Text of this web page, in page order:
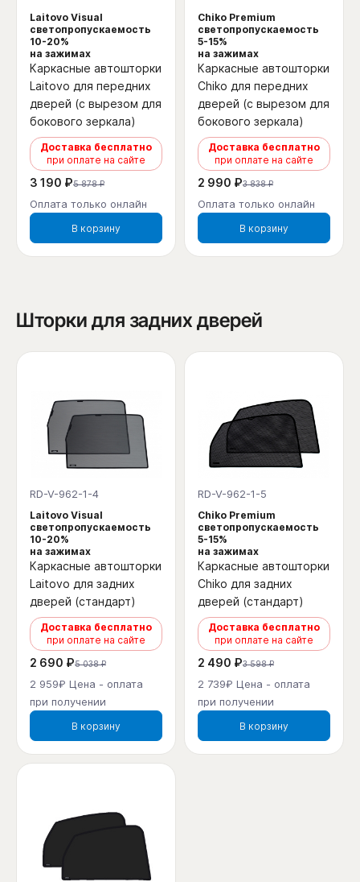
Laitovo Visual
светопропускаемость
10-20%
на зажимах
Каркасные автошторки
Laitovo для передних
дверей (с вырезом для
бокового зеркала)
Доставка бесплатно
при оплате на сайте
3 190 ₽5 878 ₽
Оплата только онлайн
В корзину
Chiko Premium
светопропускаемость
5-15%
на зажимах
Каркасные автошторки
Chiko для передних
дверей (с вырезом для
бокового зеркала)
Доставка бесплатно
при оплате на сайте
2 990 ₽3 838 ₽
Оплата только онлайн
В корзину
Шторки для задних дверей
RD-V-962-1-4
Laitovo Visual
светопропускаемость
10-20%
на зажимах
Каркасные автошторки
Laitovo для задних
дверей (стандарт)
Доставка бесплатно
при оплате на сайте
2 690 ₽5 038 ₽
2 959₽ Цена - оплата
при получении
В корзину
RD-V-962-1-5
Chiko Premium
светопропускаемость
5-15%
на зажимах
Каркасные автошторки
Chiko для задних
дверей (стандарт)
Доставка бесплатно
при оплате на сайте
2 490 ₽3 598 ₽
2 739₽ Цена - оплата
при получении
В корзину